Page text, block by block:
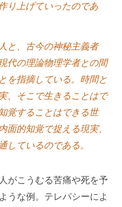
り上げていったのであ
と、古今の神秘主義者
代の理論物理学者との間
を指摘している。時間と
、そこで生きることはで
覚することはできる世
面的知覚で捉える現実、
しているのである。
がこうむる苦痛や死を予
うな例。テレパシーによ